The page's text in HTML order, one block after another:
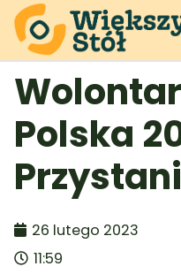
Polska
Przystani
26 lutego 2023
11:59